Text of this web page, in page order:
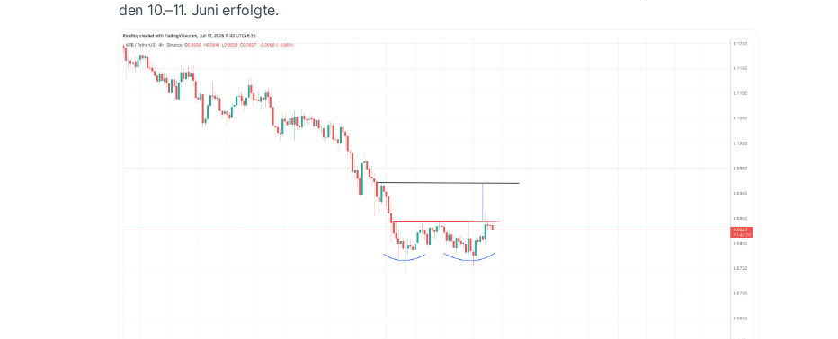
den 10.–11. Juni erfolgte.